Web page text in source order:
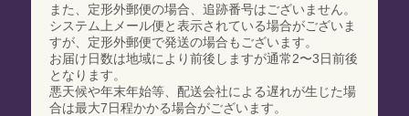
また、定形外郵便の場合、追跡番号はございません。
システム上メール便と表示されている場合がございま
すが、定形外郵便で発送の場合もございます。
お届け日数は地域により前後しますが通常2〜3日前後
となります。
悪天候や年末年始等、配送会社による遅れが生じた場
合は最大7日程かかる場合がございます。